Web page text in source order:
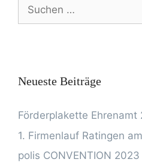
Neueste Beiträge
Förderplakette Ehrenamt
1. Firmenlauf Ratingen
polis CONVENTION 2023